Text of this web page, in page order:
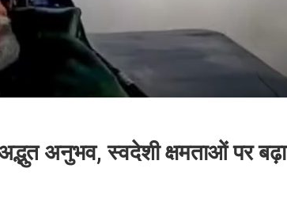
अनुभव, स्वदेशी क्षमताओं पर बढ़ा